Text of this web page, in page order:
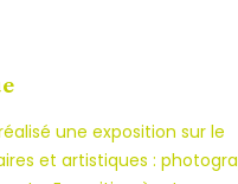
une exposition sur le
et artistiques :